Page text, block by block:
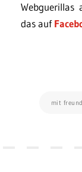
Webguerillas
das auf
mit